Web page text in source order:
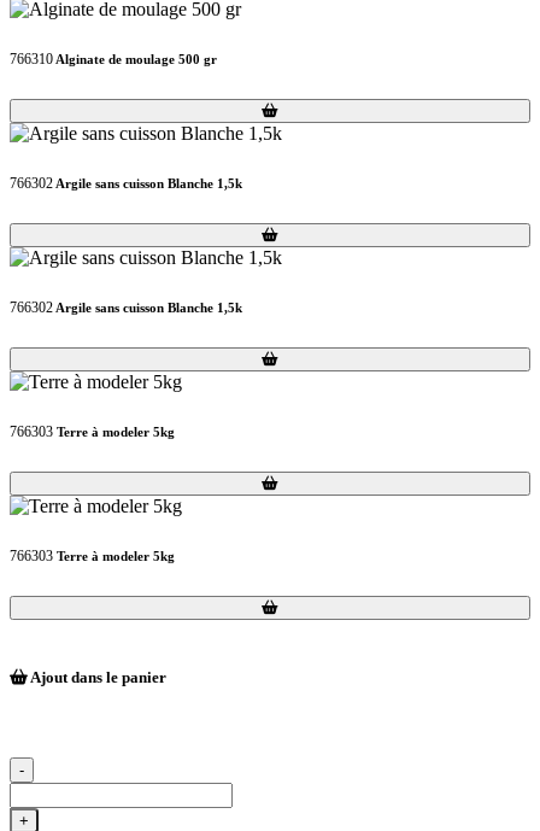
766310 Alginate de moulage 500 gr
Loading...
Loading...
766302 Argile sans cuisson Blanche 1,5k
Loading...
Loading...
766302 Argile sans cuisson Blanche 1,5k
Loading...
Loading...
766303 Terre à modeler 5kg
Loading...
Loading...
766303 Terre à modeler 5kg
Loading...
Loading...
Ajout dans le panier
-
+